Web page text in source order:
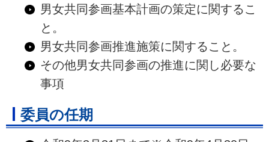
男女共同参画基本計画の策定に関するこ
と。
男女共同参画推進施策に関すること。
その他男女共同参画の推進に関し必要な
事項
委員の任期